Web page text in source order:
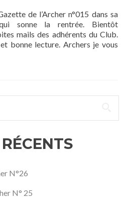
de l’Archer n°015 dans sa
qui sonne la rentrée. Bientôt
mails des adhérents du Club.
bonne lecture. Archers je vous
N°26
N° 25